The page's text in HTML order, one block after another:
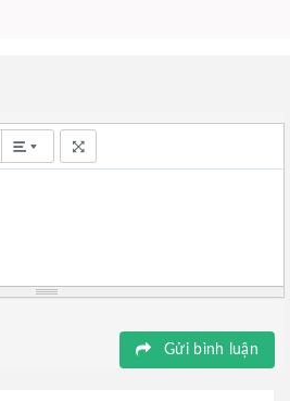
Gửi bình luận